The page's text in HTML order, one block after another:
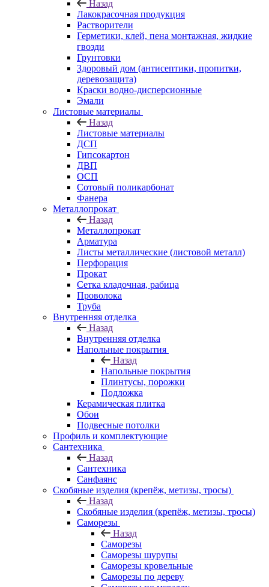
Назад
Лакокрасочная продукция
Растворители
Герметики, клей, пена монтажная, жидкие
гвозди
Грунтовки
Здоровый дом (антисептики, пропитки,
деревозащита)
Краски водно-дисперсионные
Эмали
Листовые материалы
Назад
Листовые материалы
ДСП
Гипсокартон
ДВП
ОСП
Сотовый поликарбонат
Фанера
Металлопрокат
Назад
Металлопрокат
Арматура
Листы металлические (листовой металл)
Перфорация
Прокат
Сетка кладочная, рабица
Проволока
Труба
Внутренняя отделка
Назад
Внутренняя отделка
Напольные покрытия
Назад
Напольные покрытия
Плинтусы, порожки
Подложка
Керамическая плитка
Обои
Подвесные потолки
Профиль и комплектующие
Сантехника
Назад
Сантехника
Санфаянс
Скобяные изделия (крепёж, метизы, тросы)
Назад
Скобяные изделия (крепёж, метизы, тросы)
Саморезы
Назад
Саморезы
Саморезы шурупы
Саморезы кровельные
Саморезы по дереву